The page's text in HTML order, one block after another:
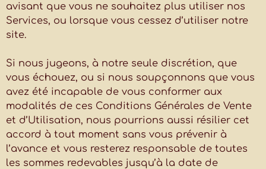
avisant que vous ne souhaitez plus utiliser nos
Services, ou lorsque vous cessez d’utiliser notre
site.
Si nous jugeons, à notre seule discrétion, que
vous échouez, ou si nous soupçonnons que vous
avez été incapable de vous conformer aux
modalités de ces Conditions Générales de Vente
et d’Utilisation, nous pourrions aussi résilier cet
accord à tout moment sans vous prévenir à
l’avance et vous resterez responsable de toutes
les sommes redevables jusqu’à la date de